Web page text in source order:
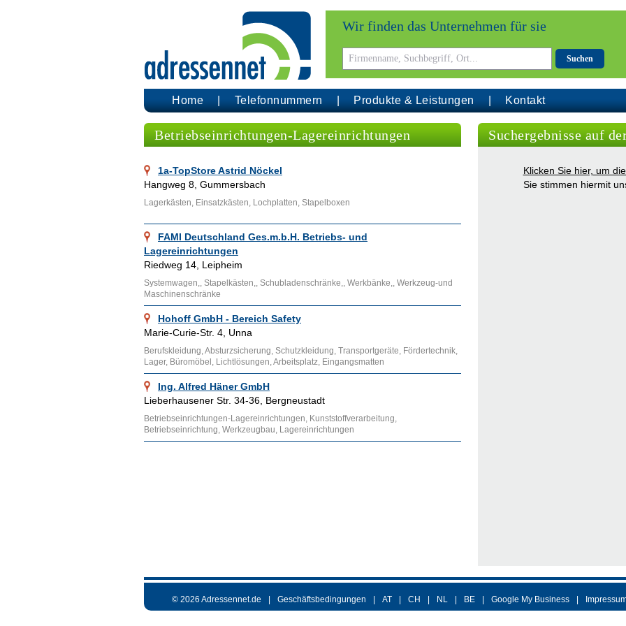
Wir finden das Unternehmen für sie
Suchen
Home Telefonnummern Produkte & Leistungen Kontakt
Betriebseinrichtungen-Lagereinrichtungen
1a-TopStore Astrid Nöckel
Hangweg 8, Gummersbach
Lagerkästen, Einsatzkästen, Lochplatten, Stapelboxen
FAMI Deutschland Ges.m.b.H. Betriebs- und
Lagereinrichtungen
Riedweg 14, Leipheim
Systemwagen,, Stapelkästen,, Schubladenschränke,, Werkbänke,, Werkzeug-und
Maschinenschränke
Hohoff GmbH - Bereich Safety
Marie-Curie-Str. 4, Unna
Berufskleidung, Absturzsicherung, Schutzkleidung, Transportgeräte, Fördertechnik,
Lager, Büromöbel, Lichtlösungen, Arbeitsplatz, Eingangsmatten
Ing. Alfred Häner GmbH
Lieberhausener Str. 34-36, Bergneustadt
Betriebseinrichtungen-Lagereinrichtungen, Kunststoffverarbeitung,
Betriebseinrichtung, Werkzeugbau, Lagereinrichtungen
Suchergebnisse auf
Klicken Sie hier, um
Sie stimmen hiermit
© 2026 Adressennet.de Geschäftsbedingungen AT CH NL BE Google My Business